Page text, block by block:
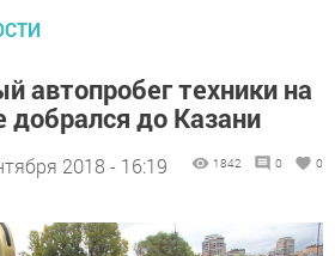
автопробег техники на
добрался до Казани
2018 - 16:19 1842 0 0